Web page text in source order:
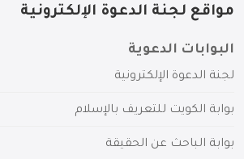
مواقع لجنة الدعوة الإلكترونية
البوابات الدعوية
لجنة الدعوة الإلكترونية
بوابة الكويت للتعريف بالإسلام
بوابة الباحث عن الحقيقة